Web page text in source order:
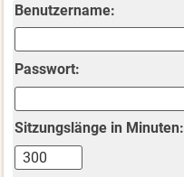
Benutzername:
Passwort:
Sitzungslänge in Minuten: